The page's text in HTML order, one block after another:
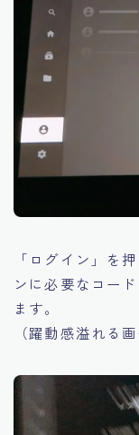
「ログイン」を
ンに必要なコー
ます。
（躍動感溢れる